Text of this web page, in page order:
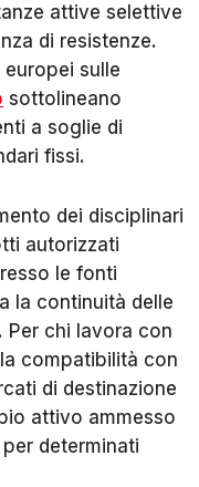
attive selettive
di resistenze.
sulle
sottolineano
a soglie di
fissi.
dei disciplinari
autorizzati
le fonti
la continuità delle
chi lavora con
compatibilità con
di destinazione
attivo ammesso
determinati